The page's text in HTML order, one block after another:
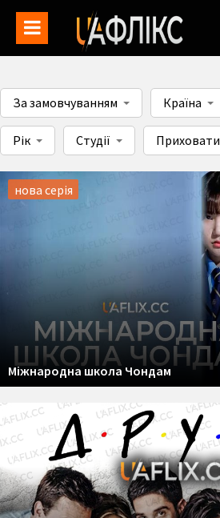
За замовчуванням Країна
Рік Студії Приховати
нова серія
Міжнародна школа Чондам